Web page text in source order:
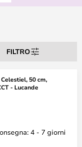
FILTRO
50 cm,
- Lucande
4 - 7 giorni